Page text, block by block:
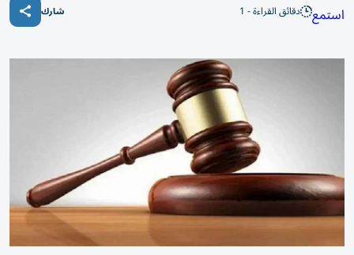
استمع دقائق القراءة - 1 شارك